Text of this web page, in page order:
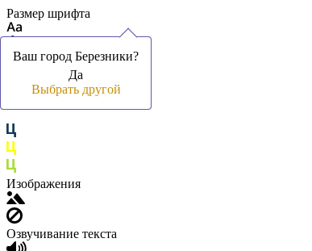
Размер шрифта
Цвет фона и шрифта
Изображения
Озвучивание текста
Ваш город Березники?
Да
Выбрать другой
Ваш город Березники?
Да
Выбрать другой